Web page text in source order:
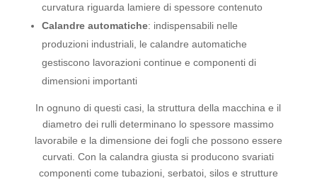
curvatura riguarda lamiere di spessore contenuto
Calandre automatiche: indispensabili nelle
produzioni industriali, le calandre automatiche
gestiscono lavorazioni continue e componenti di
dimensioni importanti
In ognuno di questi casi, la struttura della macchina e il
diametro dei rulli determinano lo spessore massimo
lavorabile e la dimensione dei fogli che possono essere
curvati. Con la calandra giusta si producono svariati
componenti come tubazioni, serbatoi, silos e strutture